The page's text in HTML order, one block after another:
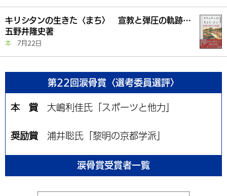
キリシタンの生きた〈まち〉 宣教と弾圧の軌跡…
五野井隆史著
本 7月22日
第22回涙骨賞〈選考委員選評〉
本 賞 大嶋利佳氏「スポーツと他力」
奨励賞 浦井聡氏「黎明の京都学派」
涙骨賞受賞者一覧